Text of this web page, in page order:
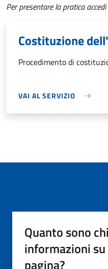
Per presentare la pratica
Costituzione
Procedimento di
VAI AL SERVIZIO
Quanto sono
informazioni
pagina?